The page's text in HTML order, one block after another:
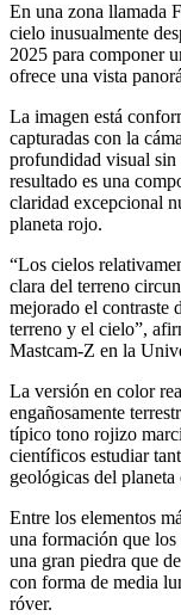
En una zona llamada
cielo inusualmente
2025 para componer
ofrece una vista
La imagen está
capturadas con la
profundidad visual sin
resultado es una
claridad excepcional
planeta rojo.
“Los cielos
clara del terreno
mejorado el contraste
terreno y el cielo”,
Mastcam-Z en la
La versión en color
engañosamente
típico tono rojizo
científicos estudiar
geológicas del
Entre los elementos
una formación que
una gran piedra que
con forma de media
róver.